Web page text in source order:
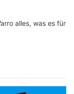
alles, was es für